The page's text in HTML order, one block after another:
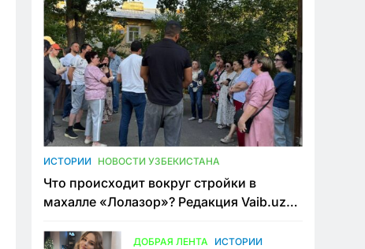
ИСТОРИИ НОВОСТИ УЗБЕКИСТАНА
Что происходит вокруг стройки в
махалле «Лолазор»? Редакция Vaib.uz
конфликта
ДОБРАЯ ЛЕНТА ИСТОРИИ